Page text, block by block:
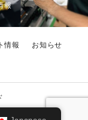
報
情報 お知らせ